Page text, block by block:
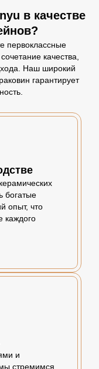
в качестве
первоклассные
качества,
Наш широкий
гарантирует
богатые
опыт, что
каждого
и
стремимся